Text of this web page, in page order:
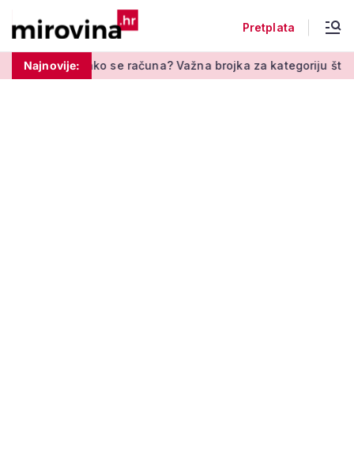
Pretplata
Najnovije:
računa? Važna brojka za kategoriju štednje u drugom stupu